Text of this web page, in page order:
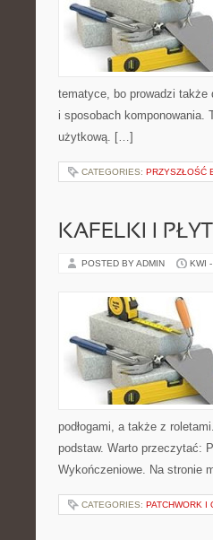
tematyce, bo prowadzi także
i sposobach komponowania.
użytkową. […]
CATEGORIES: PRZYSZŁOŚĆ
KAFELKI I
POSTED BY ADMIN KWI
podłogami, a także z
podstaw. Warto przeczytać:
Wykończeniowe. Na stronie
CATEGORIES: PATCHWORK I